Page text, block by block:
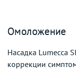
Омоложение
Насадка Lumecca
коррекции